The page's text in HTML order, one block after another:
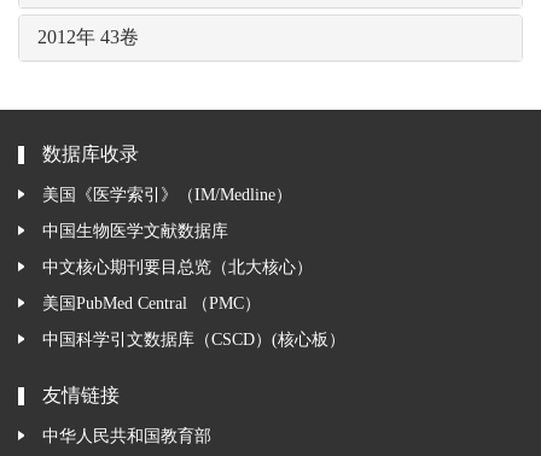
2012年 43卷
数据库收录
美国《医学索引》（IM/Medline）
中国生物医学文献数据库
中文核心期刊要目总览（北大核心）
美国PubMed Central （PMC）
中国科学引文数据库（CSCD）(核心板）
友情链接
中华人民共和国教育部